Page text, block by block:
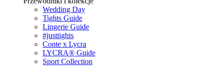
Wedding Day
Tights Guide
Lingerie Guide
#justtights
Conte x Lycra
LYCRA® Guide
Sport Сollection